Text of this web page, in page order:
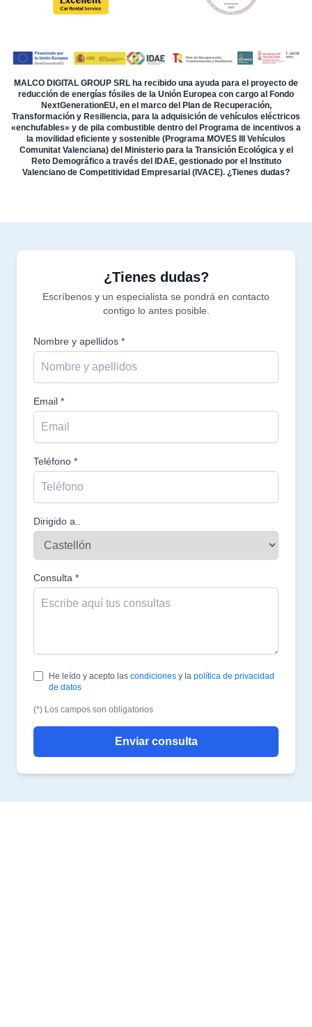
MALCO DIGITAL GROUP SRL ha recibido una ayuda para el proyecto de
reducción de energías fósiles de la Unión Europea con cargo al Fondo
NextGenerationEU, en el marco del Plan de Recuperación,
Transformación y Resiliencia, para la adquisición de vehículos eléctricos
«enchufables» y de pila combustible dentro del Programa de incentivos a
la movilidad eficiente y sostenible (Programa MOVES III Vehículos
Comunitat Valenciana) del Ministerio para la Transición Ecológica y el
Reto Demográfico a través del IDAE, gestionado por el Instituto
Valenciano de Competitividad Empresarial (IVACE). ¿Tienes dudas?
¿Tienes dudas?
Escríbenos y un especialista se pondrá en contacto
contigo lo antes posible.
Nombre y apellidos *
Email *
Teléfono *
Dirigido a..
Consulta *
He leído y acepto lascondiciones y lapolítica de privacidad
de datos
(*) Los campos son obligatorios
Enviar consulta